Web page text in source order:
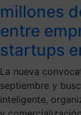
millones
entre
startups
La nueva
septiembre y
inteligente,